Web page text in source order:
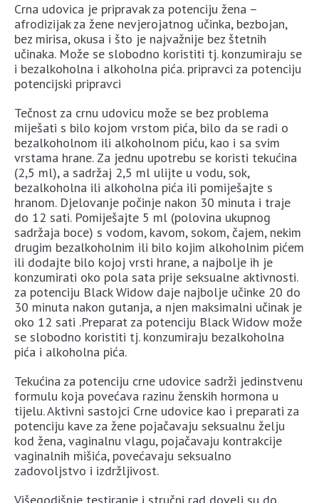
Crna udovica je pripravak za potenciju žena –
afrodizijak za žene nevjerojatnog učinka, bezbojan,
bez mirisa, okusa i što je najvažnije bez štetnih
učinaka. Može se slobodno koristiti tj. konzumiraju se
i bezalkoholna i alkoholna pića. pripravci za potenciju
potencijski pripravci
Tečnost za crnu udovicu može se bez problema
miješati s bilo kojom vrstom pića, bilo da se radi o
bezalkoholnom ili alkoholnom piću, kao i sa svim
vrstama hrane. Za jednu upotrebu se koristi tekućina
(2,5 ml), a sadržaj 2,5 ml ulijte u vodu, sok,
bezalkoholna ili alkoholna pića ili pomiješajte s
hranom. Djelovanje počinje nakon 30 minuta i traje
do 12 sati. Pomiješajte 5 ml (polovina ukupnog
sadržaja boce) s vodom, kavom, sokom, čajem, nekim
drugim bezalkoholnim ili bilo kojim alkoholnim pićem
ili dodajte bilo kojoj vrsti hrane, a najbolje ih je
konzumirati oko pola sata prije seksualne aktivnosti.
za potenciju Black Widow daje najbolje učinke 20 do
30 minuta nakon gutanja, a njen maksimalni učinak je
oko 12 sati .Preparat za potenciju Black Widow može
se slobodno koristiti tj. konzumiraju bezalkoholna
pića i alkoholna pića.
Tekućina za potenciju crne udovice sadrži jedinstvenu
formulu koja povećava razinu ženskih hormona u
tijelu. Aktivni sastojci Crne udovice kao i preparati za
potenciju kave za žene pojačavaju seksualnu želju
kod žena, vaginalnu vlagu, pojačavaju kontrakcije
vaginalnih mišića, povećavaju seksualno
zadovoljstvo i izdržljivost.